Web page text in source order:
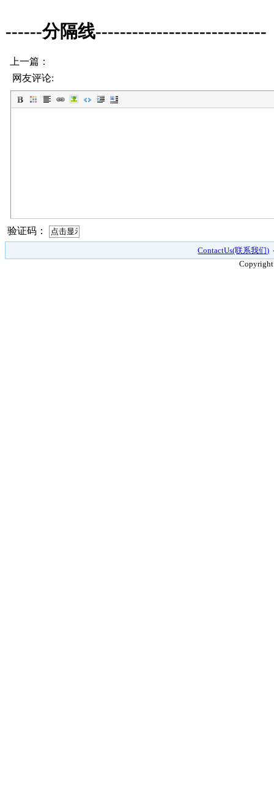
------分隔线----------------------------
上一篇：
网友评论:
验证码：
ContactUs(联系我们)